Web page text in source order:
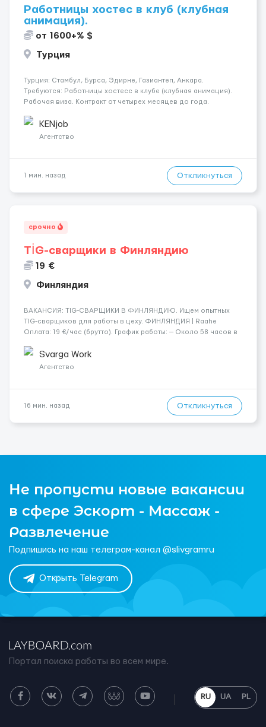
Работницы хостес в клуб (клубная
анимация).
от 1600+% $
Турция
Турция: Стамбул, Бурса, Эдирне, Газиантеп, Анкара.
Требуются: Работницы хостесc в клубе (клубная анимация).
Рабочая виза. Контракт от четырех месяцев до года.
страховка. Высокая зарплата + %. Легально. Безопасно.
*Коммуникабел...
KENjob
Агентство
1 мин. назад Откликнуться
срочно
TİG-сварщики в Финляндию
19 €
Финляндия
​​ВАКАНСИЯ: TIG-СВАРЩИКИ В ФИНЛЯНДИЮ. Ищем опытных
TIG-сварщиков для работы в цеху. ФИНЛЯНДИЯ | Raahe
Оплата: 19 €/час (брутто). График работы: — Около 58 часов в
переработки. Дата начала: — Как можно скорее....
Svarga Work
Агентство
16 мин. назад Откликнуться
Не пропусти новые вакансии
в сфере Эскорт - Массаж -
Развлечение
Подпишись на наш телеграм-канал @slivgramru
Открыть Telegram
Портал поиска работы во всем мире.
RU UA PL